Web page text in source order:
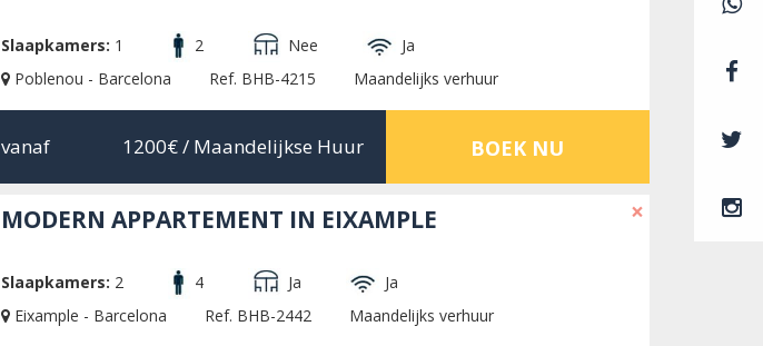
Slaapkamers: 1 2 Nee
Ja
Poblenou - Barcelona
Ref. BHB-4215 Maandelijks verhuur
vanaf 1200€/ Maandelijkse Huur BOEK NU
×
MODERN APPARTEMENT IN EIXAMPLE
Slaapkamers: 2 4 Ja
Ja
Eixample - Barcelona
Ref. BHB-2442 Maandelijks verhuur